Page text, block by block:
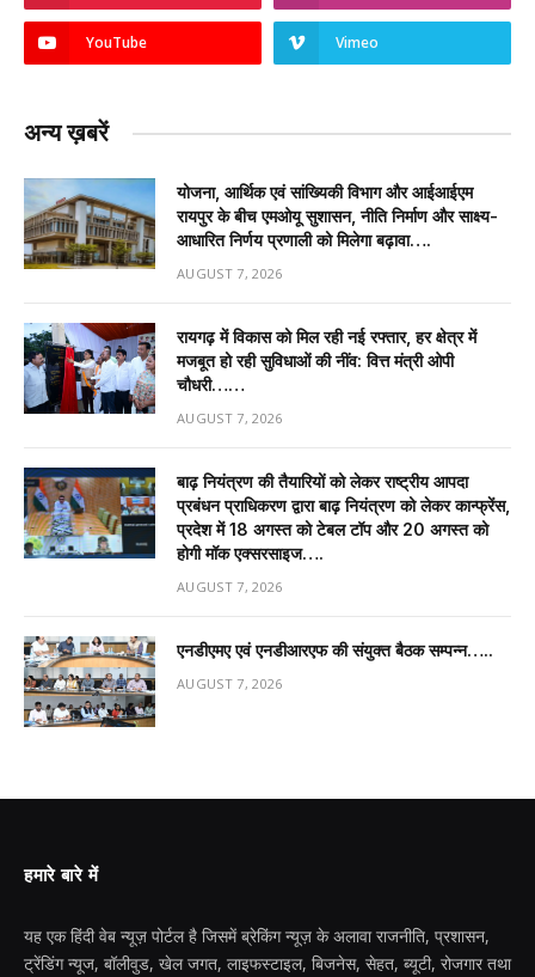
YouTube Vimeo
अन्य ख़बरें
योजना, आर्थिक एवं सांख्यिकी विभाग और आईआईएम
रायपुर के बीच एमओयू सुशासन, नीति निर्माण और साक्ष्य-
आधारित निर्णय प्रणाली को मिलेगा बढ़ावा….
AUGUST 7, 2026
रायगढ़ में विकास को मिल रही नई रफ्तार, हर क्षेत्र में
मजबूत हो रही सुविधाओं की नींव: वित्त मंत्री ओपी
चौधरी……
AUGUST 7, 2026
बाढ़ नियंत्रण की तैयारियों को लेकर राष्ट्रीय आपदा
प्रबंधन प्राधिकरण द्वारा बाढ़ नियंत्रण को लेकर कान्फ्रेंस,
प्रदेश में 18 अगस्त को टेबल टॉप और 20 अगस्त को
होगी मॉक एक्सरसाइज….
AUGUST 7, 2026
एनडीएमए एवं एनडीआरएफ की संयुक्त बैठक सम्पन्न…..
AUGUST 7, 2026
हमारे बारे में
यह एक हिंदी वेब न्यूज़ पोर्टल है जिसमें ब्रेकिंग न्यूज़ के अलावा राजनीति, प्रशासन,
ट्रेंडिंग न्यूज, बॉलीवुड, खेल जगत, लाइफस्टाइल, बिजनेस, सेहत, ब्यूटी, रोजगार तथा